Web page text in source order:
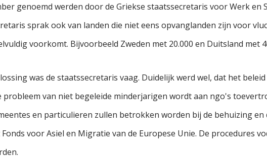
genoemd werden door de Griekse staatssecretaris voor Werk
sprak ook van landen die niet eens opvanglanden zijn voor
voorkomt. Bijvoorbeeld Zweden met 20.000 en Duitsland met
was de staatssecretaris vaag. Duidelijk werd wel, dat het
probleem van niet begeleide minderjarigen wordt aan ngo's
en particulieren zullen betrokken worden bij de behuizing
voor Asiel en Migratie van de Europese Unie. De procedures